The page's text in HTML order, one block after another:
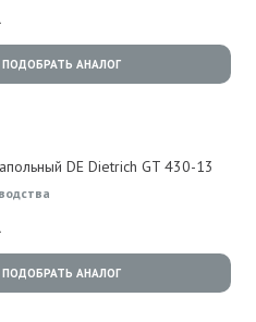
ПОДОБРАТЬ АНАЛОГ
DE Dietrich GT 430-13
ПОДОБРАТЬ АНАЛОГ